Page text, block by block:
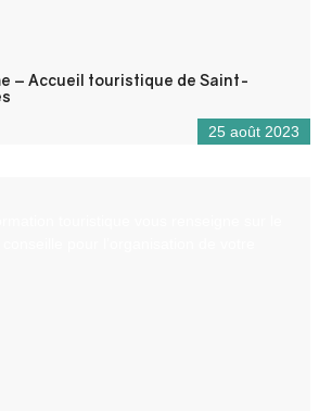
– Accueil touristique de Saint-
25 août 2023